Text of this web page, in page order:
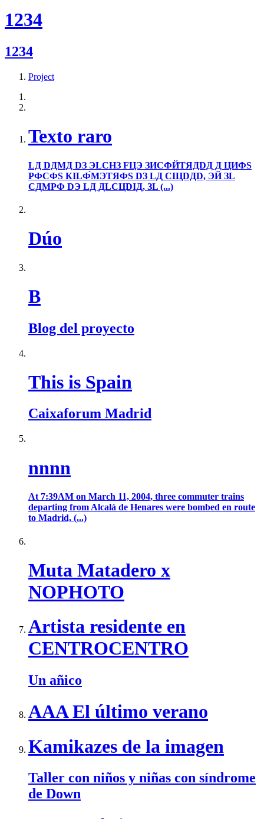
1234
1234
Project
Texto raro
LД DДMД DЗ ЭLCHЗ FЦЭ ЗИCФЙTЯДDД Д ЦИФS
PФCФS КILФ́MЭTЯФS DЗ LД CIЦDДD, ЭЙ ЗL
CДMPФ DЭ LД ДLCЦDIД, ЗL (...)
Dúo
B
Blog del proyecto
This is Spain
Caixaforum Madrid
nnnn
At 7:39AM on March 11, 2004, three commuter trains
departing from Alcalá de Henares were bombed en route
to Madrid, (...)
Muta Matadero x
NOPHOTO
Artista residente en
CENTROCENTRO
Un añico
AAA El último verano
Kamikazes de la imagen
Taller con niños y niñas con síndrome
de Down